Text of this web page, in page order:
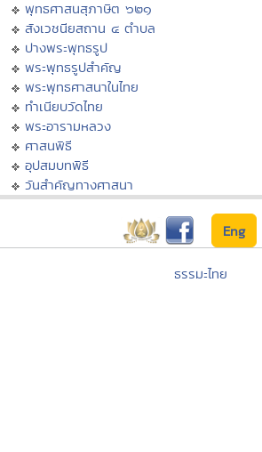
พุทธศาสนสุภาษิต ๖๒๑
สังเวชนียสถาน ๔ ตำบล
ปางพระพุทธรูป
พระพุทธรูปสำคัญ
พระพุทธศาสนาในไทย
ทำเนียบวัดไทย
พระอารามหลวง
ศาสนพิธี
อุปสมบทพิธี
วันสำคัญทางศาสนา
Eng
ธรรมะไทย